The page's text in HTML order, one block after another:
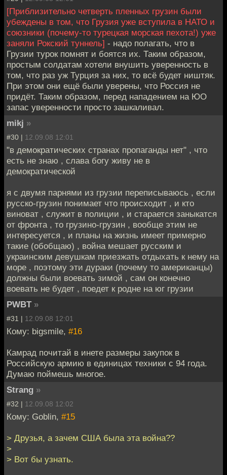
[Приблизительно четверть пленных грузин были
убеждены в том, что Грузия уже вступила в НАТО и
союзники (почему-то турецкая морская пехота!) уже
заняли Рокский туннель] - надо полагать, что в
Грузии турок помнят и боятся их. Таким образом,
простым солдатам хотели внушить уверенность в
том, что раз уж Турция за них, то всё будет ништяк.
При этом они ещё были уверены, что Россия не
придёт. Таким образом, перед нападением на ЮО
запас уверенности просто зашкаливал.
mikj »
#30 | 12.09.08 12:01
"в демократических странах пропаганды нет" , что
есть не знаю , слава богу живу не в
демократической
я с двумя парнями из грузии переписываюсь , если
русско-грузин понимает что происходит , и кто
виноват , служит в полиции , и старается заныкатся
от фронта , то грузино-грузин , вообще этим не
интересуется , и планы на жизнь имеет примерно
такие (обобщаю) , война мешает русским и
украинским девушкам приезжать отдыхать к нему на
море , поэтому эти дураки (почему то американцы)
должны были воевать зимой , сам он конечно
воевать не будет , поедет к родне на юг грузии
PWBT »
#31 | 12.09.08 12:01
Кому: bigsmile, #16
Камрад почитай в инете размеры закупок в
Российскую армию в единицах техники с 94 года.
Думаю поймешь многое.
Strang »
#32 | 12.09.08 12:02
Кому: Goblin, #15
> Друзья, а зачем США была эта война??
>
> Вот бы узнать.